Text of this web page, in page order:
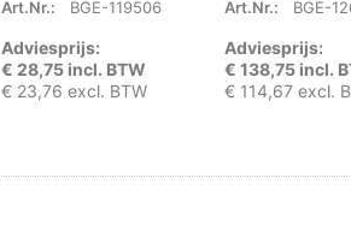
Art.Nr.: BGE-119506
Adviesprijs:
€ 28,75 incl. BTW
€ 23,76 excl. BTW
Art.Nr.: BGE-
Adviesprijs:
€ 138,75 incl.
€ 114,67 excl.